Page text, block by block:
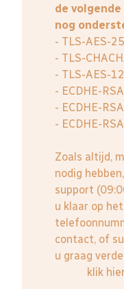
de
nog
- TLS-AES-
- TLS-
- TLS-AES-
- ECDHE-
- ECDHE-
- ECDHE-
Zoals altijd,
nodig
support
u klaar op
contact, of
u graag
klik